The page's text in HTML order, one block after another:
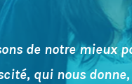
de notre mieux
qui nous